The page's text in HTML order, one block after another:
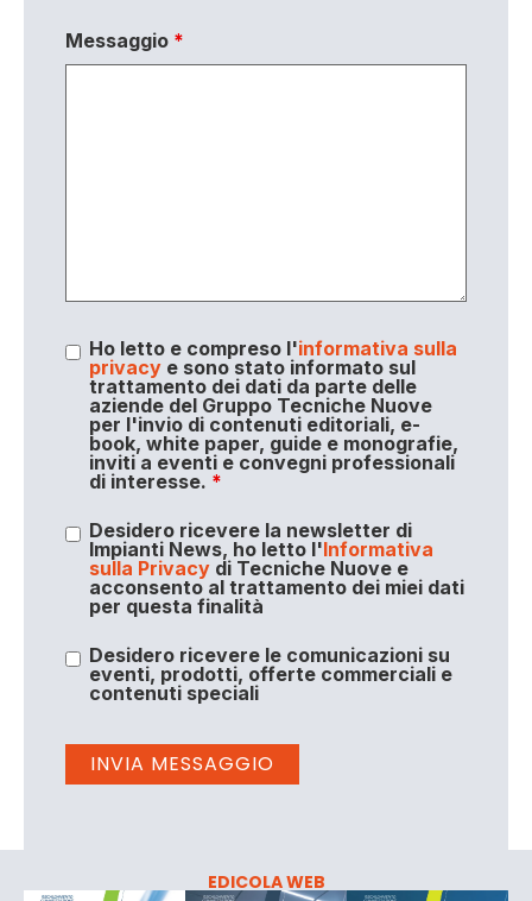
Messaggio *
Ho letto e compreso l'informativa sulla
privacye sono stato informato sul
trattamento dei dati da parte delle
aziende del Gruppo Tecniche Nuove
per l'invio di contenuti editoriali, e-
book, white paper, guide e monografie,
inviti a eventi e convegni professionali
di interesse. *
Desidero ricevere la newsletter di
Impianti News, ho letto l'Informativa
sulla Privacydi Tecniche Nuove e
acconsento al trattamento dei miei dati
per questa finalità
Desidero ricevere le comunicazioni su
eventi, prodotti, offerte commerciali e
contenuti speciali
EDICOLA WEB